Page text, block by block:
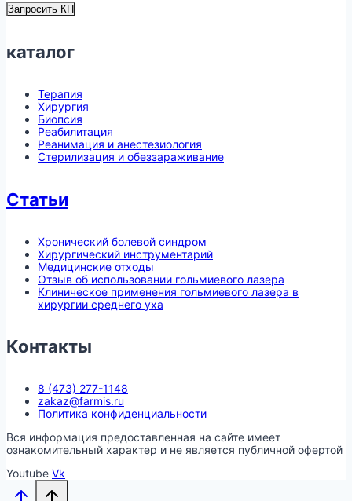
Запросить КП
каталог
Терапия
Хирургия
Биопсия
Реабилитация
Реанимация и анестезиология
Стерилизация и обеззараживание
Статьи
Хронический болевой синдром
Хирургический инструментарий
Медицинские отходы
Отзыв об использовании гольмиевого лазера
Клиническое применения гольмиевого лазера в
хирургии среднего уха
Контакты
8 (473) 277-1148
zakaz@farmis.ru
Политика конфиденциальности
Вся информация предоставленная на сайте имеет
ознакомительный характер и не является публичной офертой
Youtube Vk